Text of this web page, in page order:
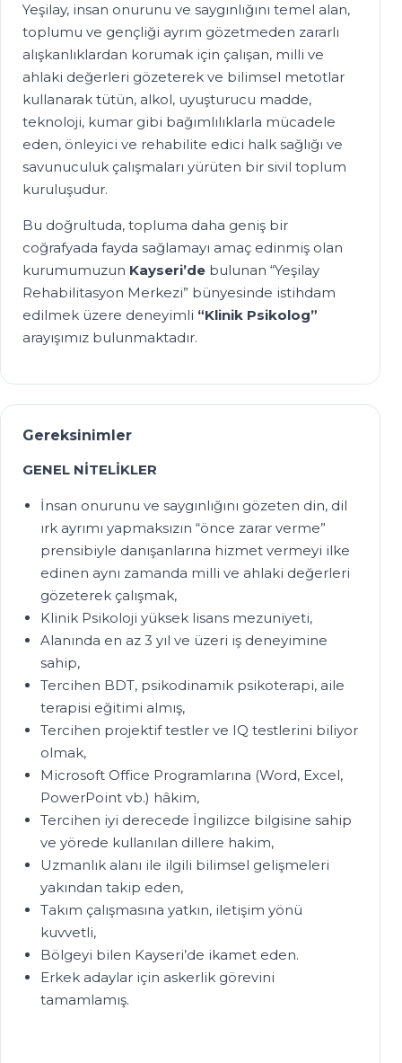
Yeşilay, insan onurunu ve saygınlığını temel alan,
toplumu ve gençliği ayrım gözetmeden zararlı
alışkanlıklardan korumak için çalışan, milli ve
ahlaki değerleri gözeterek ve bilimsel metotlar
kullanarak tütün, alkol, uyuşturucu madde,
teknoloji, kumar gibi bağımlılıklarla mücadele
eden, önleyici ve rehabilite edici halk sağlığı ve
savunuculuk çalışmaları yürüten bir sivil toplum
kuruluşudur.
Bu doğrultuda, topluma daha geniş bir
coğrafyada fayda sağlamayı amaç edinmiş olan
kurumumuzun Kayseri’de bulunan “Yeşilay
Rehabilitasyon Merkezi” bünyesinde istihdam
edilmek üzere deneyimli “Klinik Psikolog”
arayışımız bulunmaktadır.
Gereksinimler
GENEL NİTELİKLER
İnsan onurunu ve saygınlığını gözeten din, dil
ırk ayrımı yapmaksızın “önce zarar verme”
prensibiyle danışanlarına hizmet vermeyi ilke
edinen aynı zamanda milli ve ahlaki değerleri
gözeterek çalışmak,
Klinik Psikoloji yüksek lisans mezuniyeti,
Alanında en az 3 yıl ve üzeri iş deneyimine
sahip,
Tercihen BDT, psikodinamik psikoterapi, aile
terapisi eğitimi almış,
Tercihen projektif testler ve IQ testlerini biliyor
olmak,
Microsoft Office Programlarına (Word, Excel,
PowerPoint vb.) hâkim,
Tercihen iyi derecede İngilizce bilgisine sahip
ve yörede kullanılan dillere hakim,
Uzmanlık alanı ile ilgili bilimsel gelişmeleri
yakından takip eden,
Takım çalışmasına yatkın, iletişim yönü
kuvvetli,
Bölgeyi bilen Kayseri’de ikamet eden.
Erkek adaylar için askerlik görevini
tamamlamış.